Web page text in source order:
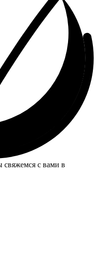
с вами в